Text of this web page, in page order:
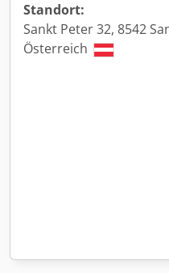
Standort:
Sankt Peter 32, 8542
Österreich